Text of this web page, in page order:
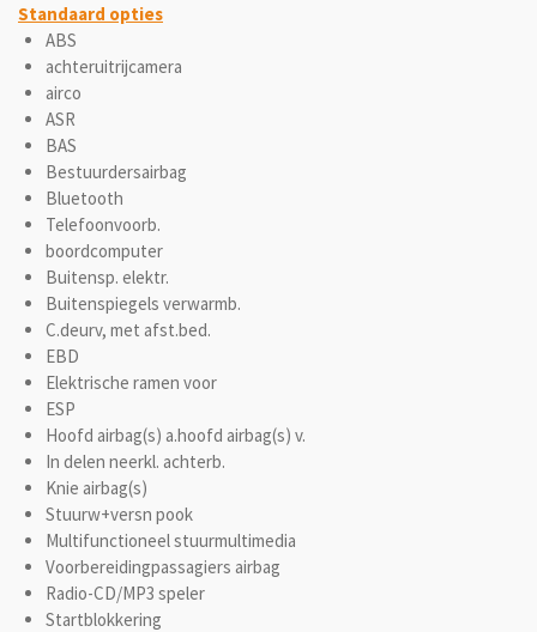
Standaard opties
ABS
achteruitrijcamera
airco
ASR
BAS
Bestuurdersairbag
Bluetooth
Telefoonvoorb.
boordcomputer
Buitensp. elektr.
Buitenspiegels verwarmb.
C.deurv, met afst.bed.
EBD
Elektrische ramen voor
ESP
Hoofd airbag(s) a.hoofd airbag(s) v.
In delen neerkl. achterb.
Knie airbag(s)
Stuurw+versn pook
Multifunctioneel stuurmultimedia
Voorbereidingpassagiers airbag
Radio-CD/MP3 speler
Startblokkering